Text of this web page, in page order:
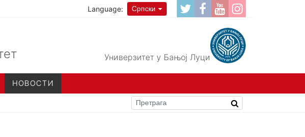
Language: Српски
Универзитет у Бањој Луци
НОВОСТИ